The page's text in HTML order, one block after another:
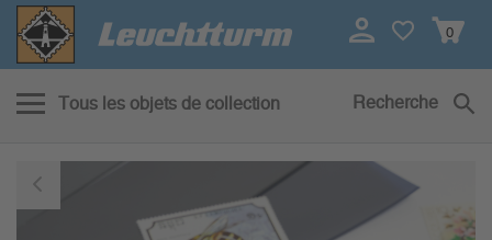
0
Tous les objets de collection Recherche